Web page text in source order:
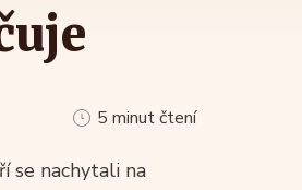
5 minut čtení
se nachytali na